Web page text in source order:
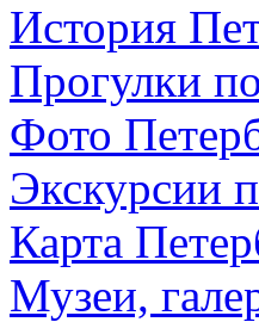
История
Прогулки
Фото
Экскурсии
Карта
Музеи,